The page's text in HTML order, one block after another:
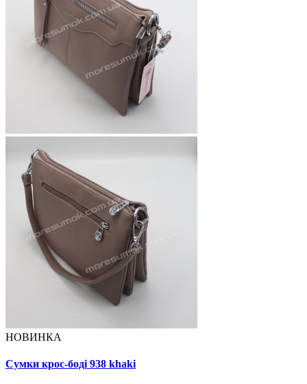
НОВИНКА
Сумки крос-боді 938 khaki